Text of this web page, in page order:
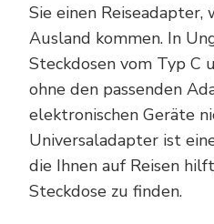
Sie einen Reiseadapter,
Ausland kommen. In
Steckdosen vom Typ C
ohne den passenden
elektronischen Geräte
Universaladapter ist
die Ihnen auf Reisen
Steckdose zu finden.